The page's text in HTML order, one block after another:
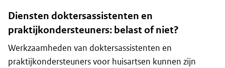
Diensten doktersassistenten en
praktijkondersteuners: belast of niet?
Werkzaamheden van doktersassistenten en
praktijkondersteuners voor huisartsen kunnen zijn